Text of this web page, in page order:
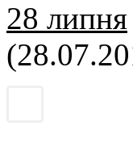
28 липня